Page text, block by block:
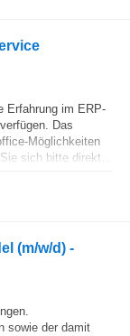
Erfahrung im ERP-
verfügen. Das
Möglichkeiten
sich bitte direkt...
(m/w/d) -
sowie der damit